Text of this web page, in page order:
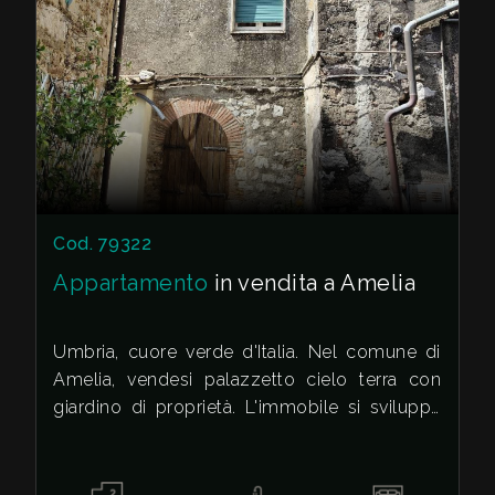
Cod. 79322
Appartamento in vendita a Amelia
Umbria, cuore verde d'Italia. Nel comune di
Amelia, vendesi palazzetto cielo terra con
giardino di proprietà. L'immobile si sviluppa
giorno composta da sala da pranzo con